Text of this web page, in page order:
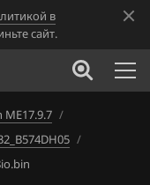
в
сайт.
ME17.9.7 /
/